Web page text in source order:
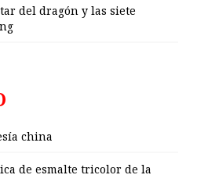
del dragón y las siete
china
de esmalte tricolor de la